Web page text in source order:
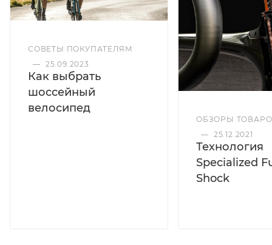
СОВЕТЫ ПОКУПАТЕЛЯМ
— 25.09.2023
Как выбрать
шоссейный
велосипед
ОБЗОРЫ
— 25.12.2021
Технология
Specialized
Shock